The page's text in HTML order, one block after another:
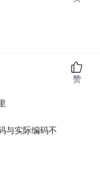
与实际编码不
赞